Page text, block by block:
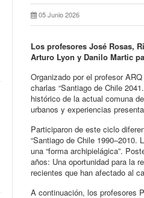
05 Junio 2026
Los profesores José Rosas,
Arturo Lyon y Danilo Martic
Organizado por el profesor
charlas “Santiago de Chile
histórico de la actual comuna
urbanos y experiencias
Participaron de este ciclo
“Santiago de Chile
una “forma archipielágica”.
años: Una oportunidad para la
recientes que han afectado al
A continuación, los profesores